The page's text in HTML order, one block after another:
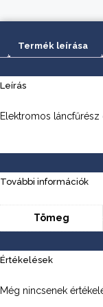
Termék leírása
Leírás
Elektromos
További információk
Tömeg
Értékelések
Még nincsenek